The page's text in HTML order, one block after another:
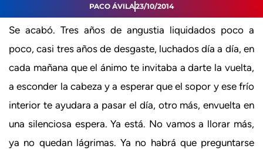
PACO ÁVILA23/10/2014
Se acabó. Tres años de angustia liquidados poco a
poco, casi tres años de desgaste, luchados día a día, en
cada mañana que el ánimo te invitaba a darte la vuelta,
a esconder la cabeza y a esperar que el sopor y ese frío
interior te ayudara a pasar el día, otro más, envuelta en
una silenciosa espera. Ya está. No vamos a llorar más,
ya no quedan lágrimas. Ya no habrá que preguntarse